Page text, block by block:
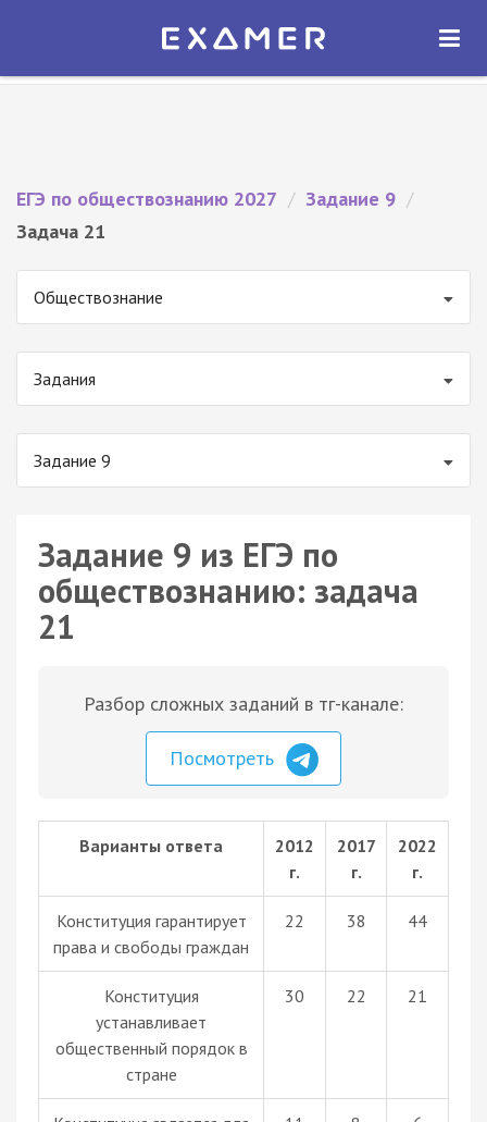
Экзамер — ЕГЭ 2027
ОТКРЫТЬ
ЕГЭ по обществознанию 2027 / Задание 9 /
Задача 21
Обществознание
Задания
Задание 9
Задание 9 из ЕГЭ по
обществознанию: задача
21
Разбор сложных заданий в тг-канале:
Посмотреть
Варианты ответа
2012
г.
2017
г.
2022
г.
Конституция гарантирует
права и свободы граждан
22 38 44
Конституция
устанавливает
общественный порядок в
стране
30 22 21